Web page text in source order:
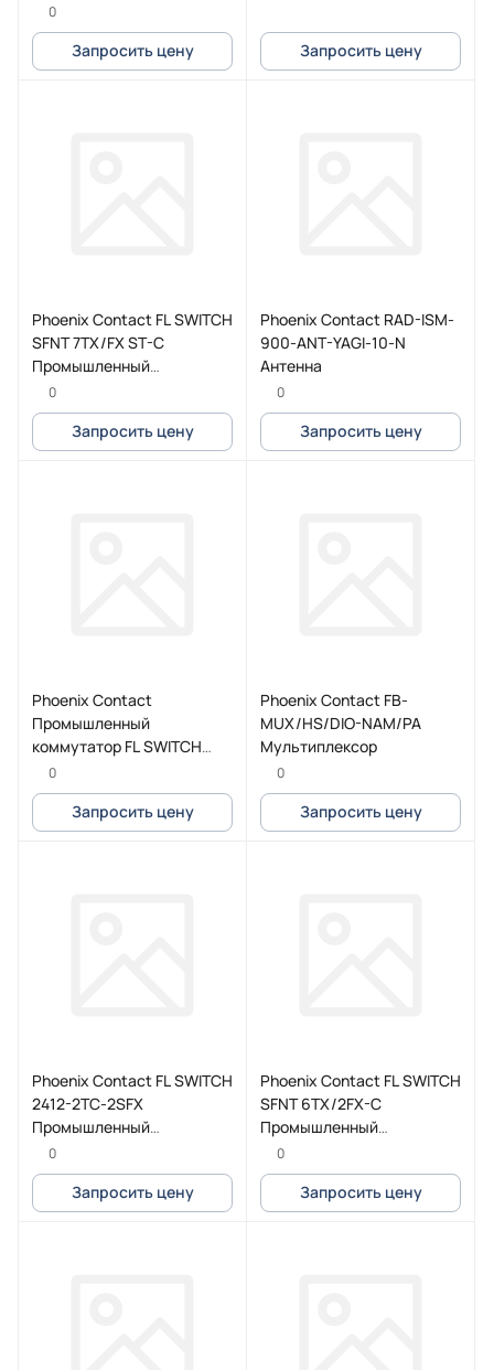
0
Запросить цену Запросить цену
Phoenix Contact FL SWITCH
SFNT 7TX/FX ST-C
Промышленный
коммутатор
0
Запросить цену
Phoenix Contact RAD-ISM-
900-ANT-YAGI-10-N
Антенна
0
Запросить цену
Phoenix Contact
Промышленный
коммутатор FL SWITCH
3006T-2FX SM
0
Запросить цену
Phoenix Contact FB-
MUX/HS/DIO-NAM/PA
Мультиплексор
0
Запросить цену
Phoenix Contact FL SWITCH
2412-2TC-2SFX
Промышленный
коммутатор
0
Запросить цену
Phoenix Contact FL SWITCH
SFNT 6TX/2FX-C
Промышленный
коммутатор
0
Запросить цену